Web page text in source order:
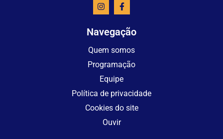
Navegação
Quem somos
Programação
Equipe
Política de privacidade
Cookies do site
Ouvir